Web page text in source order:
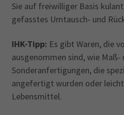
Sie auf freiwilliger Basis
gefasstes Umtausch- und
IHK-Tipp: Es gibt Waren, die
ausgenommen sind, wie Maß-
Sonderanfertigungen, die
angefertigt wurden oder
Lebensmittel.